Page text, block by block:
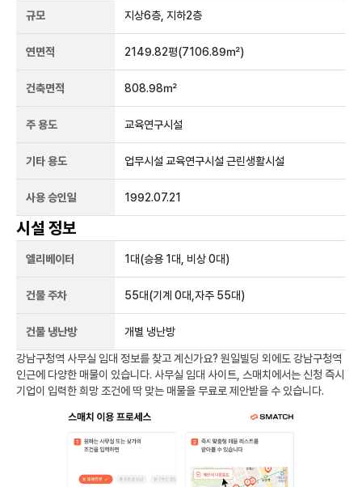
규모 지상6층, 지하2층
연면적 2149.82평(7106.89㎡)
건축면적 808.98㎡
주 용도 교육연구시설
기타 용도 업무시설 교육연구시설 근린생활시설
사용 승인일 1992.07.21
시설 정보
엘리베이터 1 대(승용 1대, 비상 0대)
건물 주차 55대(기계 0대,자주 55대)
건물 냉난방 개별 냉난방
강남구청역 사무실 임대 정보를 찾고 계신가요? 원일빌딩 외에도 강남구청역
인근에 다양한 매물이 있습니다. 사무실 임대 사이트, 스매치에서는 신청 즉시
기업이 입력한 희망 조건에 딱 맞는 매물을 무료로 제안받을 수 있습니다.